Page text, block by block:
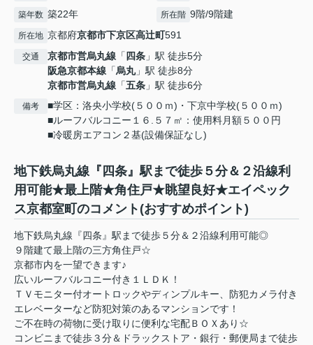
築年数 築22年 所在階 9階/9階建
所在地 京都府京都市下京区高辻町591
交通 京都市営烏丸線 「 四条 」駅 徒歩5分
阪急京都本線 「烏丸」駅 徒歩8分
京都市営烏丸線 「五条 」駅 徒歩6分
備考
■学区：洛央小学校(５００ｍ)・下京中学校(５００ｍ)
■ルーフバルコニー１６.５７㎡：使用料月額５００円
■冷暖房エアコン２基(設備保証なし)
地下鉄烏丸線『四条』駅まで徒歩５分＆２沿線利
用可能★最上階★角住戸★眺望良好★エイペック
ス京都室町のコメント(おすすめポイント)
地下鉄烏丸線『四条』駅まで徒歩５分＆２沿線利用可能◎
９階建て最上階の三方角住戸☆
京都市内を一望できます♪
広いルーフバルコニー付き１ＬＤＫ！
ＴＶモニター付オートロックやディンプルキー、防犯カメラ付き
エレベーターなど防犯対策のあるマンションです！
ご不在時の荷物に受け取りに便利な宅配ＢＯＸあり☆
コンビニまで徒歩３分＆ドラックストア・銀行・郵便局まで徒歩